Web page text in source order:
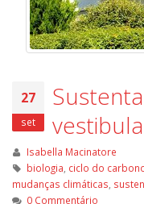
27
set
Isabella Macinatore
biologia ciclo do
mudanças climáticas
0 Commentário